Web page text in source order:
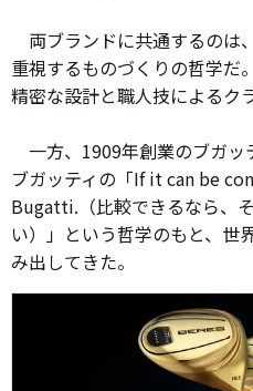
両ブランドに共通するのは
重視するものづくりの哲学だ
精密な設計と職人技によるク
一方、1909年創業のブガッ
ブガッティの「If it can be
Bugatti.（比較できるなら、
い）」という哲学のもと、世
み出してきた。